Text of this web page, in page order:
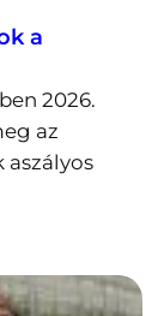
a
2026.
az
aszályos